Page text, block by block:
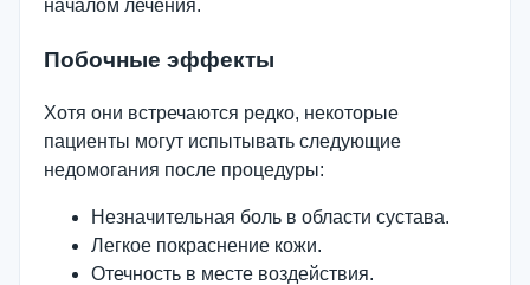
началом лечения.
Побочные эффекты
Хотя они встречаются редко, некоторые
пациенты могут испытывать следующие
недомогания после процедуры:
Незначительная боль в области сустава.
Легкое покраснение кожи.
Отечность в месте воздействия.